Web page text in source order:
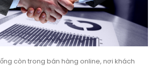
còn trong bán hàng online, nơi khách